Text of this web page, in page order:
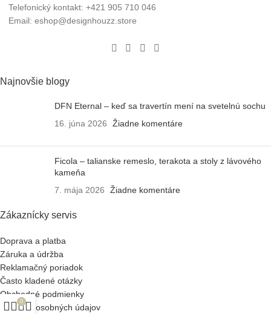
Telefonický kontakt: +421 905 710 046
Email: eshop@designhouzz.store
Najnovšie blogy
DFN Eternal – keď sa travertín mení na svetelnú sochu
16. júna 2026
Žiadne komentáre
Ficola – talianske remeslo, terakota a stoly z lávového
kameňa
7. mája 2026
Žiadne komentáre
Zákaznícky servis
Doprava a platba
Záruka a údržba
Reklamačný poriadok
Často kladené otázky
Obchodné podmienky
Ochrana osobných údajov
0